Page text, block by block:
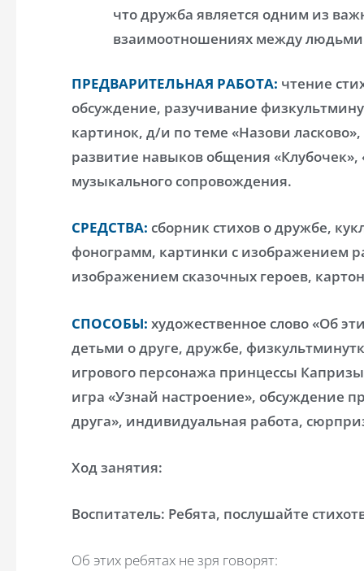
что дружба является одним из
взаимоотношениях между
ПРЕДВАРИТЕЛЬНАЯ РАБОТА: чтение
обсуждение, разучивание
картинок, д/и по теме «Назови
развитие навыков общения «Клубочек»,
музыкального сопровождения.
СРЕДСТВА: сборник стихов о дружбе,
фонограмм, картинки с изображением
изображением сказочных героев,
СПОСОБЫ: художественное слово «Об
детьми о друге, дружбе,
игрового персонажа принцессы
игра «Узнай настроение», обсуждение
друга», индивидуальная работа,
Ход занятия:
Воспитатель: Ребята, послушайте
Об этих ребятах не зря говорят: